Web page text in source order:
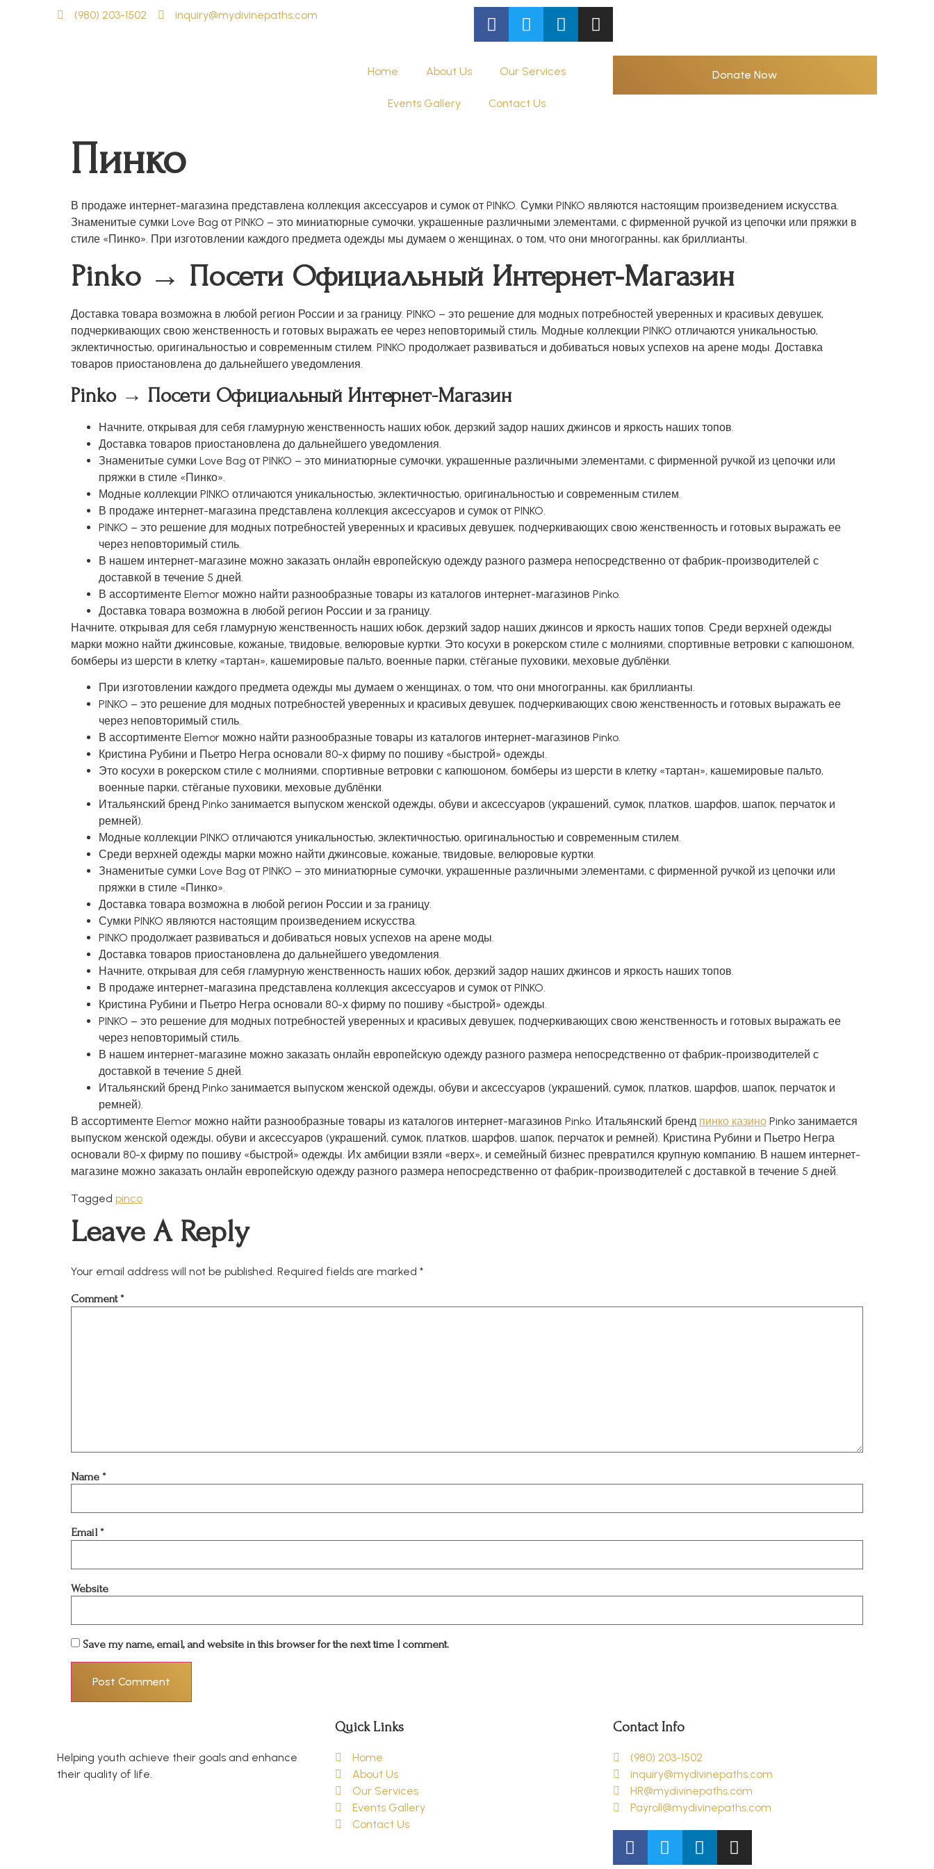
(980) 203-1502 inquiry@mydivinepaths.com
Home About Us Our Services
Events Gallery Contact Us
Donate Now
Пинко
В продаже интернет-магазина представлена коллекция аксессуаров и сумок от PINKO. Сумки PINKO являются настоящим произведением искусства.
Знаменитые сумки Love Bag от PINKO – это миниатюрные сумочки, украшенные различными элементами, с фирменной ручкой из цепочки или пряжки в
стиле «Пинко». При изготовлении каждого предмета одежды мы думаем о женщинах, о том, что они многогранны, как бриллианты.
Pinko → Посети Официальный Интернет-Магазин
Доставка товара возможна в любой регион России и за границу. PINKO – это решение для модных потребностей уверенных и красивых девушек,
подчеркивающих свою женственность и готовых выражать ее через неповторимый стиль. Модные коллекции PINKO отличаются уникальностью,
эклектичностью, оригинальностью и современным стилем. PINKO продолжает развиваться и добиваться новых успехов на арене моды. Доставка
товаров приостановлена до дальнейшего уведомления.
Pinko → Посети Официальный Интернет-Магазин
Начните, открывая для себя гламурную женственность наших юбок, дерзкий задор наших джинсов и яркость наших топов.
Доставка товаров приостановлена до дальнейшего уведомления.
Знаменитые сумки Love Bag от PINKO – это миниатюрные сумочки, украшенные различными элементами, с фирменной ручкой из цепочки или
пряжки в стиле «Пинко».
Модные коллекции PINKO отличаются уникальностью, эклектичностью, оригинальностью и современным стилем.
В продаже интернет-магазина представлена коллекция аксессуаров и сумок от PINKO.
PINKO – это решение для модных потребностей уверенных и красивых девушек, подчеркивающих свою женственность и готовых выражать ее
через неповторимый стиль.
В нашем интернет-магазине можно заказать онлайн европейскую одежду разного размера непосредственно от фабрик-производителей с
доставкой в течение 5 дней.
В ассортименте Elemor можно найти разнообразные товары из каталогов интернет-магазинов Pinko.
Доставка товара возможна в любой регион России и за границу.
Начните, открывая для себя гламурную женственность наших юбок, дерзкий задор наших джинсов и яркость наших топов. Среди верхней одежды
марки можно найти джинсовые, кожаные, твидовые, велюровые куртки. Это косухи в рокерском стиле с молниями, спортивные ветровки с капюшоном,
бомберы из шерсти в клетку «тартан», кашемировые пальто, военные парки, стёганые пуховики, меховые дублёнки.
При изготовлении каждого предмета одежды мы думаем о женщинах, о том, что они многогранны, как бриллианты.
PINKO – это решение для модных потребностей уверенных и красивых девушек, подчеркивающих свою женственность и готовых выражать ее
через неповторимый стиль.
В ассортименте Elemor можно найти разнообразные товары из каталогов интернет-магазинов Pinko.
Кристина Рубини и Пьетро Негра основали 80-х фирму по пошиву «быстрой» одежды.
Это косухи в рокерском стиле с молниями, спортивные ветровки с капюшоном, бомберы из шерсти в клетку «тартан», кашемировые пальто,
военные парки, стёганые пуховики, меховые дублёнки.
Итальянский бренд Pinko занимается выпуском женской одежды, обуви и аксессуаров (украшений, сумок, платков, шарфов, шапок, перчаток и
ремней).
Модные коллекции PINKO отличаются уникальностью, эклектичностью, оригинальностью и современным стилем.
Среди верхней одежды марки можно найти джинсовые, кожаные, твидовые, велюровые куртки.
Знаменитые сумки Love Bag от PINKO – это миниатюрные сумочки, украшенные различными элементами, с фирменной ручкой из цепочки или
пряжки в стиле «Пинко».
Доставка товара возможна в любой регион России и за границу.
Сумки PINKO являются настоящим произведением искусства.
PINKO продолжает развиваться и добиваться новых успехов на арене моды.
Доставка товаров приостановлена до дальнейшего уведомления.
Начните, открывая для себя гламурную женственность наших юбок, дерзкий задор наших джинсов и яркость наших топов.
В продаже интернет-магазина представлена коллекция аксессуаров и сумок от PINKO.
Кристина Рубини и Пьетро Негра основали 80-х фирму по пошиву «быстрой» одежды.
PINKO – это решение для модных потребностей уверенных и красивых девушек, подчеркивающих свою женственность и готовых выражать ее
через неповторимый стиль.
В нашем интернет-магазине можно заказать онлайн европейскую одежду разного размера непосредственно от фабрик-производителей с
доставкой в течение 5 дней.
Итальянский бренд Pinko занимается выпуском женской одежды, обуви и аксессуаров (украшений, сумок, платков, шарфов, шапок, перчаток и
ремней).
В ассортименте Elemor можно найти разнообразные товары из каталогов интернет-магазинов Pinko. Итальянский бренд пинко казино Pinko занимается
выпуском женской одежды, обуви и аксессуаров (украшений, сумок, платков, шарфов, шапок, перчаток и ремней). Кристина Рубини и Пьетро Негра
основали 80-х фирму по пошиву «быстрой» одежды. Их амбиции взяли «верх», и семейный бизнес превратился крупную компанию. В нашем интернет-
магазине можно заказать онлайн европейскую одежду разного размера непосредственно от фабрик-производителей с доставкой в течение 5 дней.
Tagged pinco
Leave A Reply
Your email address will not be published. Required fields are marked *
Comment*
Name *
Email*
Website
Save my name, email, and website in this browser for the next time I comment.
Helping youth achieve their goals and enhance
their quality of life.
Quick Links
Home
About Us
Our Services
Events Gallery
Contact Us
Contact Info
(980) 203-1502
inquiry@mydivinepaths.com
HR@mydivinepaths.com
Payroll@mydivinepaths.com